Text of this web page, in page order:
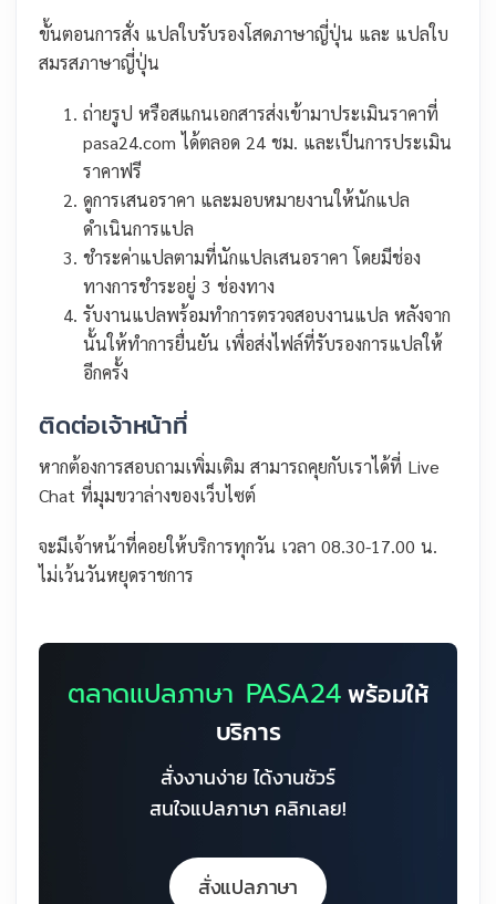
ขั้นตอนการสั่ง แปลใบรับรองโสดภาษาญี่ปุ่น และ แปลใบ
สมรสภาษาญี่ปุ่น
ถ่ายรูป หรือสแกนเอกสารส่งเข้ามาประเมินราคาที่
pasa24.com ได้ตลอด 24 ชม. และเป็นการประเมิน
ราคาฟรี
ดูการเสนอราคา และมอบหมายงานให้นักแปล
ดำเนินการแปล
ชำระค่าแปลตามที่นักแปลเสนอราคา โดยมีช่อง
ทางการชำระอยู่ 3 ช่องทาง
รับงานแปลพร้อมทำการตรวจสอบงานแปล หลังจาก
นั้นให้ทำการยื่นยัน เพื่อส่งไฟล์ที่รับรองการแปลให้
อีกครั้ง
ติดต่อเจ้าหน้าที่
หากต้องการสอบถามเพิ่มเติม สามารถคุยกับเราได้ที่ Live
Chat ที่มุมขวาล่างของเว็บไซต์
จะมีเจ้าหน้าที่คอยให้บริการทุกวัน เวลา 08.30-17.00 น.
ไม่เว้นวันหยุดราชการ
ตลาดแปลภาษา PASA24พร้อมให้
บริการ
สั่งงานง่าย ได้งานชัวร์
สนใจแปลภาษา คลิกเลย!
สั่งแปลภาษา